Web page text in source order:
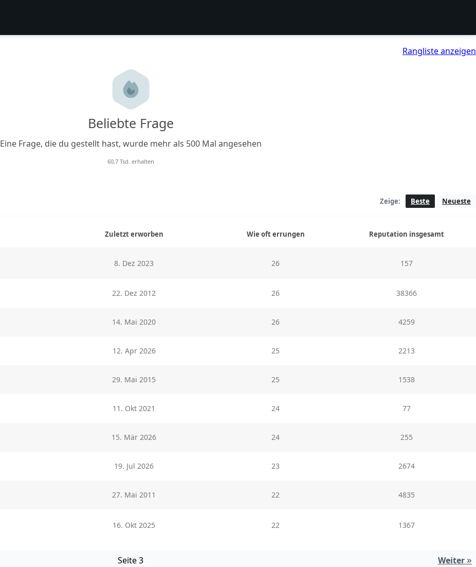
Rangliste anzeigen
Beliebte Frage
Eine Frage, die du gestellt hast, wurde mehr als 500 Mal angesehen
60,7 Tsd. erhalten
Zeige: Beste Neueste
Zuletzt erworben Wie oft errungen Reputation insgesamt
8. Dez 2023 26 157
22. Dez 2012 26 38366
14. Mai 2020 26 4259
12. Apr 2026 25 2213
29. Mai 2015 25 1538
11. Okt 2021 24 77
15. Mär 2026 24 255
19. Jul 2026 23 2674
27. Mai 2011 22 4835
16. Okt 2025 22 1367
Seite 3 Weiter »